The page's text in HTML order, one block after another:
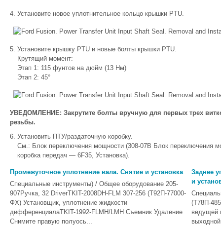
Установите новое уплотнительное кольцо крышки PTU.
Установите крышку PTU и новые болты крышки PTU.
Крутящий момент:
Этап 1: 115 фунтов на дюйм (13 Нм)
Этап 2: 45°
УВЕДОМЛЕНИЕ: Закрутите болты вручную для первых трех
резьбы.
Установить ПТУ/раздаточную коробку.
См.: Блок переключения мощности (308-07B Блок переключения
коробка передач — 6F35, Установка).
Промежуточное уплотнение вала. Снятие и установка
Специальные инструменты) / Общее оборудование 205-
907Ручка, 32 DriverTKIT-2008DH-FLM 307-256 (Т92П-77000-
ФХ) Установщик, уплотнение жидкости
дифференциалаTKIT-1992-FLMH/LMH Съемник Удаление
Снимите правую полуось...
Заднее
и
(Т78П-
ведущей